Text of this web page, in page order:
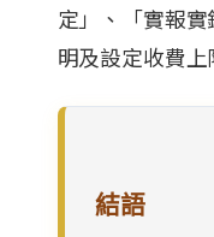
定」、「實報
明及設定收費
結語